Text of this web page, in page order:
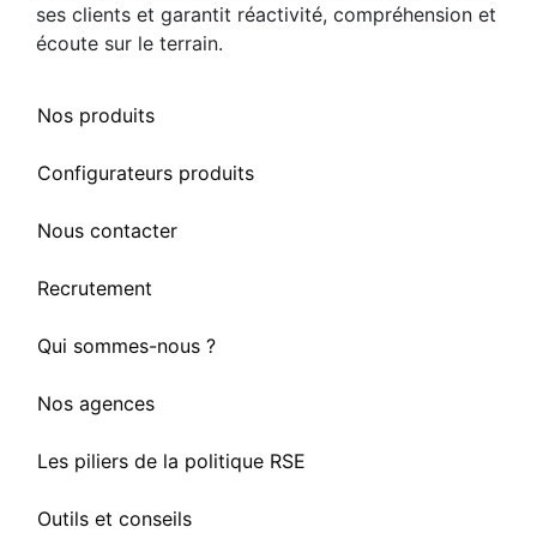
ses clients et garantit réactivité, compréhension et
écoute sur le terrain.
Nos produits
Configurateurs produits
Nous contacter
Recrutement
Qui sommes-nous ?
Nos agences
Les piliers de la politique RSE
Outils et conseils